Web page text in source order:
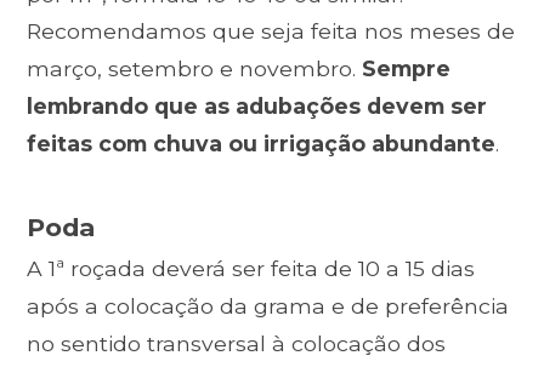
Recomendamos que seja feita nos meses de
março, setembro e novembro. Sempre
lembrando que as adubações devem ser
feitas com chuva ou irrigação abundante.
Poda
A 1ª roçada deverá ser feita de 10 a 15 dias
após a colocação da grama e de preferência
no sentido transversal à colocação dos